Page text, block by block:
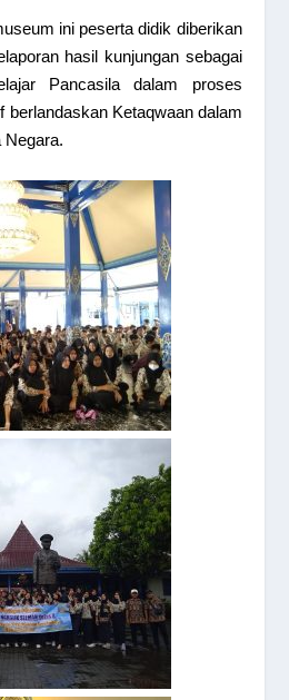
ini peserta didik diberikan
hasil kunjungan sebagai
Pancasila dalam proses
berlandaskan Ketaqwaan dalam
Negara.